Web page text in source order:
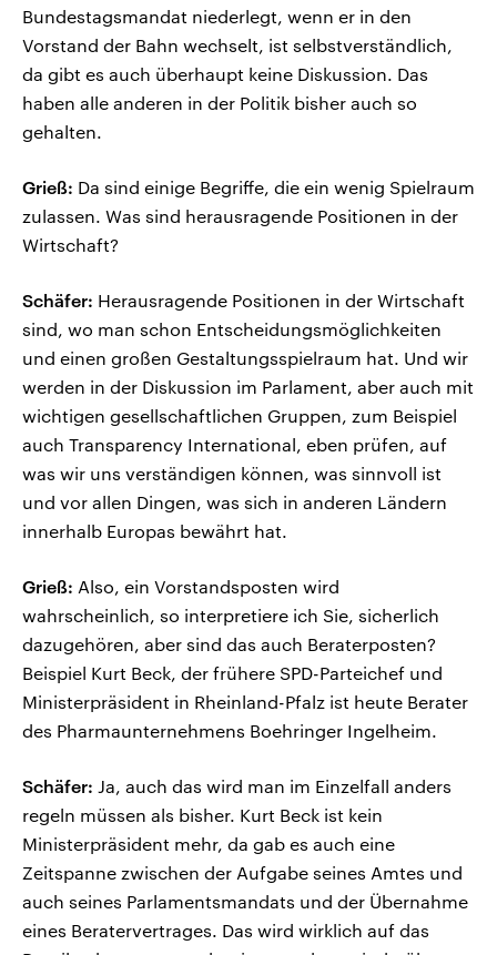
Bundestagsmandat niederlegt, wenn er in den
Vorstand der Bahn wechselt, ist selbstverständlich,
da gibt es auch überhaupt keine Diskussion. Das
haben alle anderen in der Politik bisher auch so
gehalten.
Grieß: Da sind einige Begriffe, die ein wenig Spielraum
zulassen. Was sind herausragende Positionen in der
Wirtschaft?
Schäfer: Herausragende Positionen in der Wirtschaft
sind, wo man schon Entscheidungsmöglichkeiten
und einen großen Gestaltungsspielraum hat. Und wir
werden in der Diskussion im Parlament, aber auch mit
wichtigen gesellschaftlichen Gruppen, zum Beispiel
auch Transparency International, eben prüfen, auf
was wir uns verständigen können, was sinnvoll ist
und vor allen Dingen, was sich in anderen Ländern
innerhalb Europas bewährt hat.
Grieß: Also, ein Vorstandsposten wird
wahrscheinlich, so interpretiere ich Sie, sicherlich
dazugehören, aber sind das auch Beraterposten?
Beispiel Kurt Beck, der frühere SPD-Parteichef und
Ministerpräsident in Rheinland-Pfalz ist heute Berater
des Pharmaunternehmens Boehringer Ingelheim.
Schäfer: Ja, auch das wird man im Einzelfall anders
regeln müssen als bisher. Kurt Beck ist kein
Ministerpräsident mehr, da gab es auch eine
Zeitspanne zwischen der Aufgabe seines Amtes und
auch seines Parlamentsmandats und der Übernahme
eines Beratervertrages. Das wird wirklich auf das